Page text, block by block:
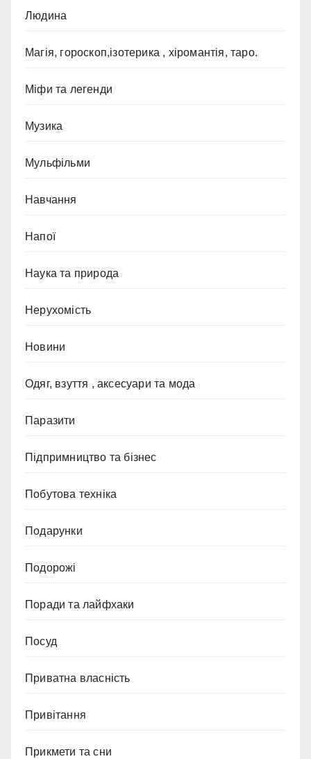
Людина
Магія, гороскоп,ізотерика , хіромантія, таро.
Міфи та легенди
Музика
Мульфільми
Навчання
Напої
Наука та природа
Нерухомість
Новини
Одяг, взуття , аксесуари та мода
Паразити
Підпримництво та бізнес
Побутова техніка
Подарунки
Подорожі
Поради та лайфхаки
Посуд
Приватна власність
Привітання
Прикмети та сни